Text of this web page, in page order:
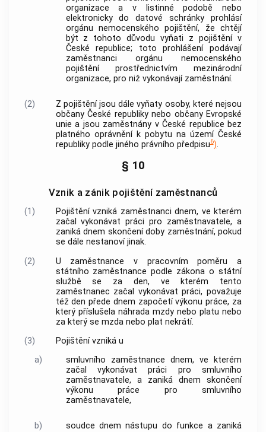
organizace a v listinné podobě nebo
elektronicky do datové schránky prohlásí
orgánu nemocenského pojištění, že chtějí
být z tohoto důvodu vyňati z pojištění v
České republice; toto prohlášení podávají
zaměstnanci orgánu nemocenského
pojištění prostřednictvím mezinárodní
organizace, pro niž vykonávají zaměstnání.
(2)
Z pojištění jsou dále vyňaty osoby, které nejsou
občany České republiky nebo občany Evropské
unie a jsou zaměstnány v České republice bez
platného oprávnění k pobytu na území České
republiky podle jiného právního předpisu6).
§ 10
Vznik a zánik pojištění zaměstnanců
(1)
Pojištění vzniká zaměstnanci dnem, ve kterém
začal vykonávatpráci pro zaměstnavatele, a
zaniká dnem skončenídoby zaměstnání, pokud
se dále nestanoví jinak.
(2)
U zaměstnance v pracovním poměru a
státního zaměstnance podle zákona o státní
službě se za den, ve kterém tento
zaměstnanec začal vykonávat práci, považuje
též den přede dnem započetí výkonu práce, za
který příslušela náhrada mzdy nebo platu nebo
za který se mzda nebo plat nekrátí.
(3)
Pojištění vzniká u
a)
smluvního zaměstnance dnem, ve kterém
začal vykonávat práci pro smluvního
zaměstnavatele, a zaniká dnem skončení
výkonu práce pro smluvního
zaměstnavatele,
b)
soudce dnem nástupu do funkce a zaniká